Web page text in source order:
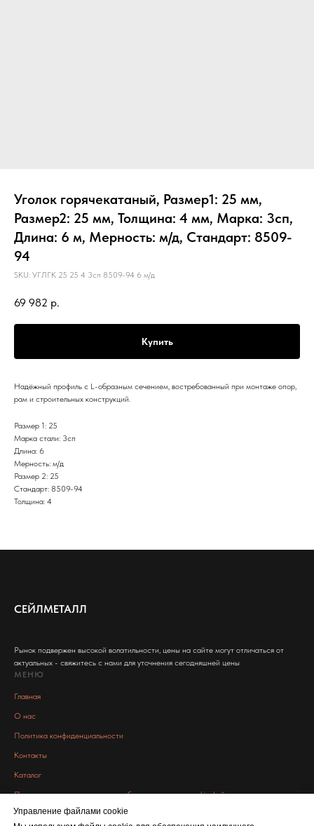
Управление файлами cookie
Уголок горячекатаный, Размер1: 25 мм,
Размер2: 25 мм, Толщина: 4 мм, Марка: 3сп,
Длина: 6 м, Мерность: м/д, Стандарт: 8509-
94
SKU: УГЛГК 25 25 4 3сп 8509-94 6 м/д
69 982 р.
Купить
Надёжный профиль с L-образным сечением, востребованный при монтаже опор,
рам и строительных конструкций.
Размер 1: 25
Марка стали: 3сп
Длина: 6
Мерность: м/д
Размер 2: 25
Стандарт: 8509-94
Толщина: 4
СЕЙЛМЕТАЛЛ
Рынок подвержен высокой волатильности, цены на сайте могут отличаться от
актуальных - свяжитесь с нами для уточнения сегодняшней цены
МЕНЮ
Главная
О нас
Политика конфиденциальности
Контакты
Каталог
Пользовательское соглашение об использовании cookie файлов
Связаться с нами